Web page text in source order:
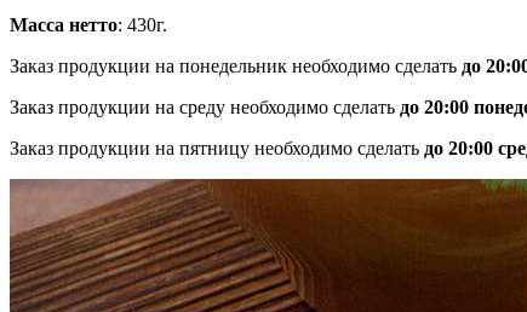
Масса нетто: 430г.
Заказ продукции на понедельник необходимо сделать до
Заказ продукции на среду необходимо сделать до 20:00
Заказ продукции на пятницу необходимо сделать до 20:00